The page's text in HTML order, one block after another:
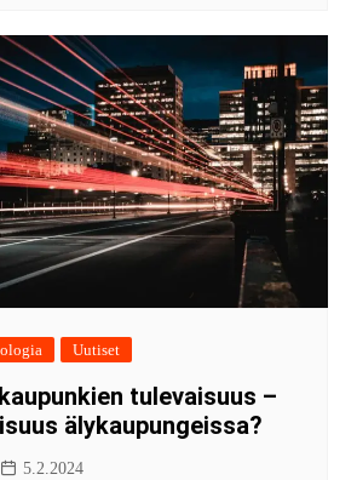
Uutiset
tulevaisuus –
älykaupungeissa?
5.2.2024